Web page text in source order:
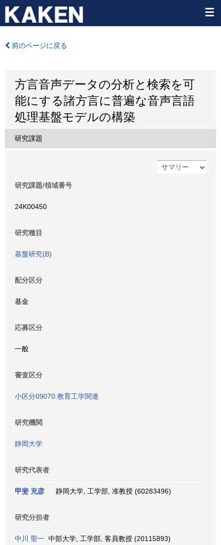
前のページに戻る
方言音声データの分析と検索を可
能にする諸方言に普遍な音声言語
処理基盤モデルの構築
研究課題
研究課題/領域番号
24K00450
研究種目
基盤研究(B)
配分区分
基金
応募区分
一般
審査区分
小区分09070:教育工学関連
研究機関
静岡大学
研究代表者
甲斐 充彦 静岡大学, 工学部, 准教授 (60283496)
研究分担者
中川 聖一 中部大学, 工学部, 客員教授 (20115893)